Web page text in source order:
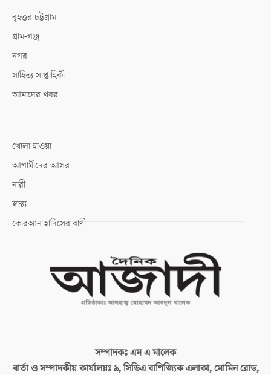
বৃহত্তর চট্টগ্রাম
গ্রাম-গঞ্জ
নগর
সাহিত্য সাপ্তাহিকী
আমাদের খবর
খোলা হাওয়া
আগামীদের আসর
নারী
স্বাস্থ্য
কোরআন হাদিসের বাণী
সম্পাদকঃএম এ মালেক
বার্তা ও সম্পাদকীয় কার্যালয়ঃ৯, সিডিএ বাণিজ্যিক এলাকা, মোমিন রোড,